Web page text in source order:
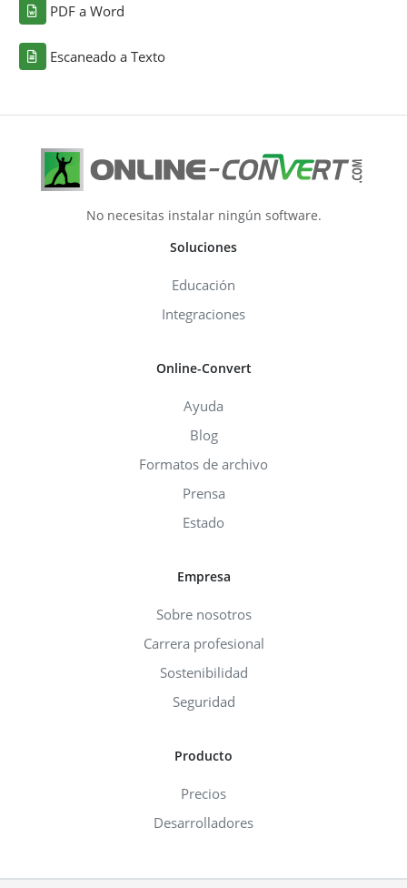
PDF a Word
Escaneado a Texto
No necesitas instalar ningún software.
Soluciones
Educación
Integraciones
Online-Convert
Ayuda
Blog
Formatos de archivo
Prensa
Estado
Empresa
Sobre nosotros
Carrera profesional
Sostenibilidad
Seguridad
Producto
Precios
Desarrolladores